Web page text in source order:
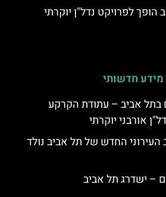
לפרויקט נדל"ן יוקרתי
מידע חדשותי
אביב – עתודת הקרקע
אורבני יוקרתי
החדש של תל אביב נולד
– ישדרג תל אביב